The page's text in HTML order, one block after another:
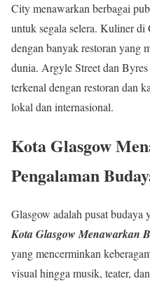
City menawarkan berbagai
untuk segala selera. Kuliner di
dengan banyak restoran yang
dunia. Argyle Street dan
terkenal dengan restoran dan
lokal dan internasional.
Kota Glasgow
Pengalaman
Glasgow adalah pusat budaya
Kota Glasgow Menawarkan
yang mencerminkan
visual hingga musik, teater,